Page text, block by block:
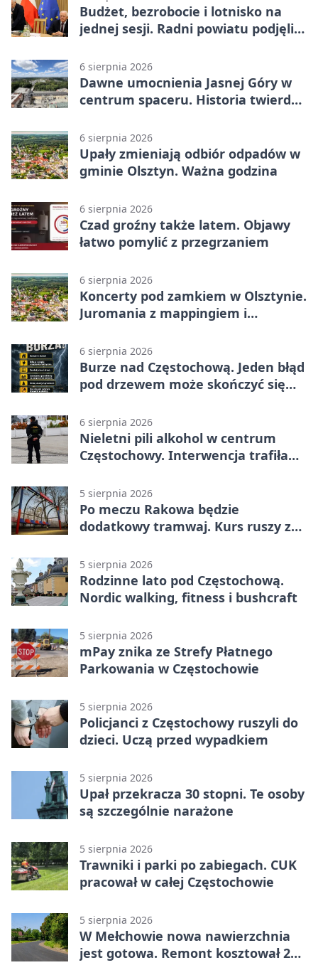
Budżet, bezrobocie i lotnisko na
jednej sesji. Radni powiatu podjęli
6 sierpnia 2026
Dawne umocnienia Jasnej Góry w
centrum spaceru. Historia twierdzy
6 sierpnia 2026
Upały zmieniają odbiór odpadów w
gminie Olsztyn. Ważna godzina
6 sierpnia 2026
Czad groźny także latem. Objawy
łatwo pomylić z przegrzaniem
6 sierpnia 2026
Koncerty pod zamkiem w Olsztynie.
Juromania z mappingiem i
6 sierpnia 2026
Burze nad Częstochową. Jeden błąd
pod drzewem może skończyć się
6 sierpnia 2026
Nieletni pili alkohol w centrum
Częstochowy. Interwencja trafiła
5 sierpnia 2026
Po meczu Rakowa będzie
dodatkowy tramwaj. Kurs ruszy ze
5 sierpnia 2026
Rodzinne lato pod Częstochową.
Nordic walking, fitness i bushcraft
5 sierpnia 2026
mPay znika ze Strefy Płatnego
Parkowania w Częstochowie
5 sierpnia 2026
Policjanci z Częstochowy ruszyli do
dzieci. Uczą przed wypadkiem
5 sierpnia 2026
Upał przekracza 30 stopni. Te osoby
są szczególnie narażone
5 sierpnia 2026
Trawniki i parki po zabiegach. CUK
pracował w całej Częstochowie
5 sierpnia 2026
W Mełchowie nowa nawierzchnia
jest gotowa. Remont kosztował 222